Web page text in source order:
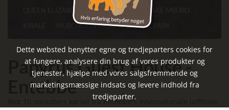
QUEEN ELIZABETH NATIONAL PARK
LAKE MBURO
MURCHISON FALLS NATIONAL PARK
Papyrus Guest House -
Entebbe
Blot 10 minutters kørsel fra Entebbe's internationale lufthavn
Dette websted benytter egne og tredjeparters cookies for
at fungere, analysere din brug af vores produkter og
tjenester, hjælpe med vores salgsfremmende og
marketingsmæssige indsats og levere indhold fra
tredjeparter.